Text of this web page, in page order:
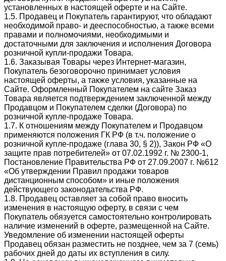
установленных в настоящей оферте и на Сайте.
1.5. Продавец и Покупатель гарантируют, что обладают
необходимой право- и дееспособностью, а также всеми
правами и полномочиями, необходимыми и
достаточными для заключения и исполнения Договора
розничной купли-продажи Товара.
1.6. Заказывая Товары через Интернет-магазин,
Покупатель безоговорочно принимает условия
настоящей оферты, а также условия, указанные на
Сайте. Оформленный Покупателем на сайте Заказ
Товара является подтверждением заключенной между
Продавцом и Покупателем сделки (Договора) по
розничной купле-продаже Товара.
1.7. К отношениям между Покупателем и Продавцом
применяются положения ГК РФ (в т.ч. положение о
розничной купле-продаже (глава 30, § 2)), Закон РФ «О
защите прав потребителей» от 07.02.1992 г. № 2300-1,
Постановление Правительства РФ от 27.09.2007 г. №612
«Об утверждении Правил продажи товаров
дистанционным способом» и иные положения
действующего законодательства РФ.
1.8. Продавец оставляет за собой право вносить
изменения в настоящую оферту, в связи с чем
Покупатель обязуется самостоятельно контролировать
наличие изменений в оферте, размещенной на Сайте.
Уведомление об изменении настоящей оферты
Продавец обязан разместить не позднее, чем за 7 (семь)
рабочих дней до даты их вступления в силу.